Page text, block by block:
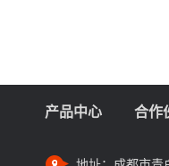
产品中心 合作